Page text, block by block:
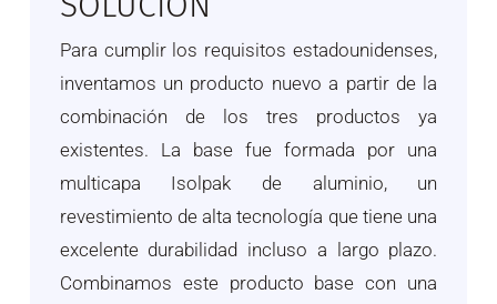
Para cumplir los requisitos estadounidenses,
inventamos un producto nuevo a partir de la
combinación de los tres productos ya
existentes. La base fue formada por una
multicapa Isolpak de aluminio, un
revestimiento de alta tecnología que tiene una
excelente durabilidad incluso a largo plazo.
Combinamos este producto base con una